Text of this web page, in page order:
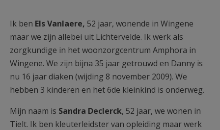
Ik ben Els Vanlaere, 52 jaar, wonende in Wingene
maar we zijn allebei uit Lichtervelde. Ik werk als
zorgkundige in het woonzorgcentrum Amphora in
Wingene. We zijn bijna 35 jaar getrouwd en Danny is
nu 16 jaar diaken (wijding 8 november 2009). We
hebben 3 kinderen en het 6de kleinkind is onderweg.
Mijn naam is Sandra Declerck, 52 jaar, we wonen in
Tielt. Ik ben kleuterleidster van opleiding maar werk